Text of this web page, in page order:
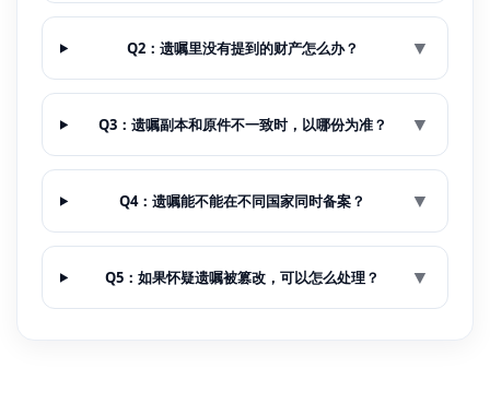
Q2：遗嘱里没有提到的财产怎么办？ ▼
Q3：遗嘱副本和原件不一致时，以哪份为准？ ▼
Q4：遗嘱能不能在不同国家同时备案？ ▼
Q5：如果怀疑遗嘱被篡改，可以怎么处理？ ▼